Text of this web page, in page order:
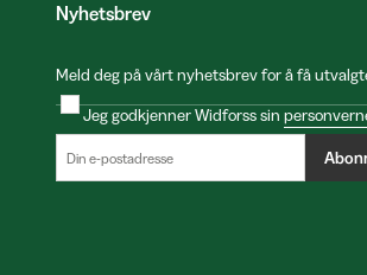
Nyhetsbrev
Meld deg på vårt nyhetsbrev for å få
Jeg godkjenner Widforss sin